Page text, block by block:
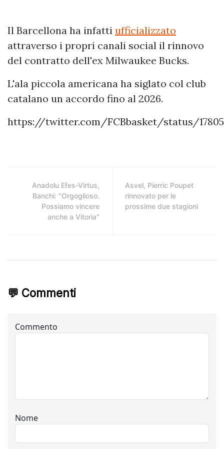
Il Barcellona ha infatti ufficializzato
attraverso i propri canali social il rinnovo
del contratto dell'ex Milwaukee Bucks.
L'ala piccola americana ha siglato col club
catalano un accordo fino al 2026.
https://twitter.com/FCBbasket/status/
Anadolu Efes-Virtus,
Banchi: "Orgoglioso.
Possiamo vincere
anche a Vitoria"
Asvel, Pierric Poupet
rinnovato per le
prossime due stagioni
💬 Commenti